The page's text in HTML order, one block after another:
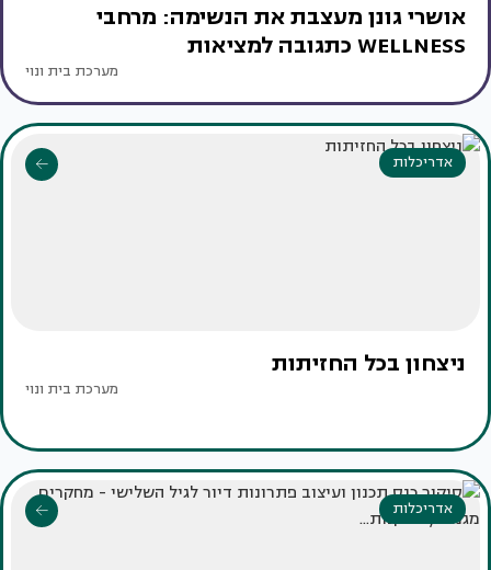
אושרי גונן מעצבת את הנשימה: מרחבי
WELLNESS כתגובה למציאות
מערכת בית ונוי
אדריכלות
ניצחון בכל החזיתות
מערכת בית ונוי
אדריכלות